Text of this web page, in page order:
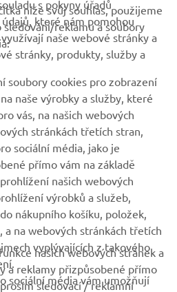
o nejnovějších nabídkách,
a mnoho dalšího
s pokyny úřadů
které nám pomohou
naše webové stránky a
stránky, produkty, služby a
níže svůj souhlas, použijeme
reklamu a soubory
soubory cookies pro zobrazení
naše výrobky a služby, které
vás, na našich webových
stránkách třetích stran,
sociální média, jako je
přímo vám na základě
našich webových
výrobků a služeb,
nákupního košíku, položek,
na webových stránkách třetích
vyplývajících z takového
sociální média vám umožňují
našich webových stránek a
a reklamy přizpůsobené přímo
sledovací / reklamní